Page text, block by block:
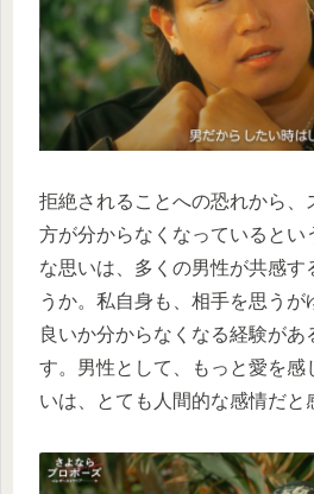
拒絶されることへの恐れから、
方が分からなくなっているとい
な思いは、多くの男性が共感す
うか。私自身も、相手を思う
良いか分からなくなる経験があ
す。男性として、もっと愛を感
いは、とても人間的な感情だと